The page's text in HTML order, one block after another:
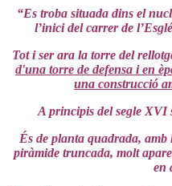
“Es troba situada dins el
l’inici del carrer de
Tot i ser ara la torre del
d'una torre de defensa i en
una construcció
A principis del segle XVI
És de planta quadrada,
piràmide truncada, molt
en